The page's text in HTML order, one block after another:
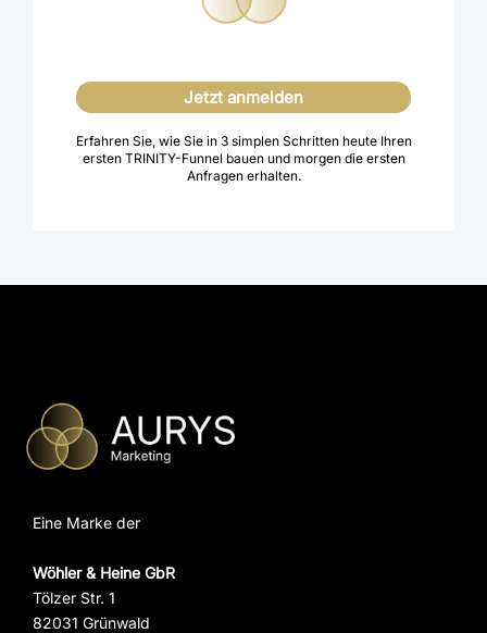
Jetzt anmelden
Erfahren Sie, wie Sie in 3 simplen Schritten heute Ihren
ersten TRINITY-Funnel bauen und morgen die ersten
Anfragen erhalten.
Eine Marke der
Wöhler & Heine GbR
Tölzer Str. 1
82031 Grünwald